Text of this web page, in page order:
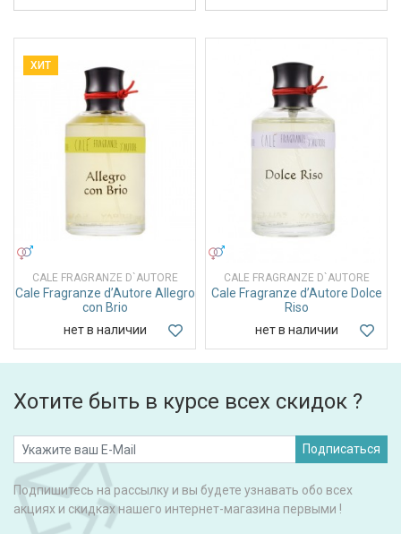
ХИТ
CALE FRAGRANZE D`AUTORE
Cale Fragranze d’Autore Allegro
con Brio
нет в наличии
CALE FRAGRANZE D`AUTORE
Cale Fragranze d’Autore Dolce
Riso
нет в наличии
Хотите быть в курсе всех скидок ?
Подписаться
Подпишитесь на рассылку и вы будете узнавать обо всех
акциях и скидках нашего интернет-магазина первыми !